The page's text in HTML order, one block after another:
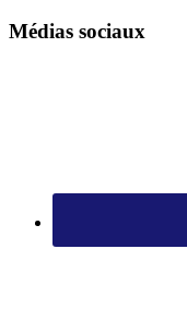
Médias sociaux